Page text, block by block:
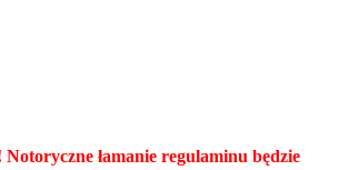
łamanie regulaminu będzie